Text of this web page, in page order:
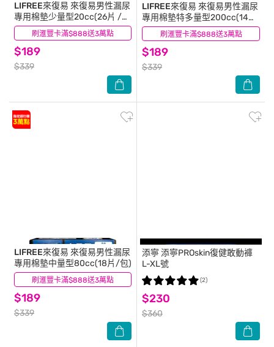
刷滙豐卡滿$888送3萬點
LIFREE來復易 來復易男性漏尿
專用棉墊少量型20cc(26片 /
包)
$189
$339
(28) 刷滙豐卡滿$888送3萬點
LIFREE來復易 來復易男性漏尿
專用棉墊特多量型200cc(14
片/包)
$189
$339
(23)
刷滙豐卡滿$888送3萬點
LIFREE來復易 來復易男性漏尿
專用棉墊中量型80cc(18片/包)
$189
$339
(11)
添寧 添寧PROskin復健敢動褲
L-XL號
$230
$360
(2)